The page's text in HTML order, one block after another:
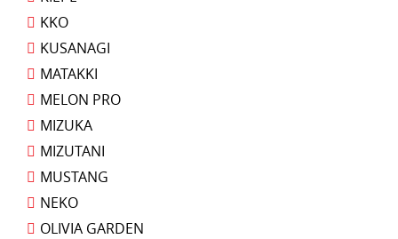
KKO
KUSANAGI
MATAKKI
MELON PRO
MIZUKA
MIZUTANI
MUSTANG
NEKO
OLIVIA GARDEN